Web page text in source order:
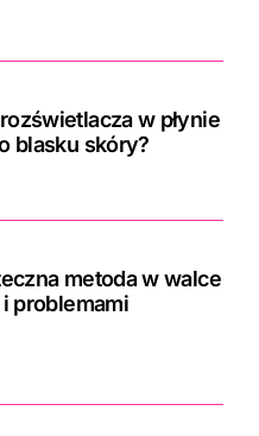
w płynie
blasku skóry?
metoda w walce
problemami